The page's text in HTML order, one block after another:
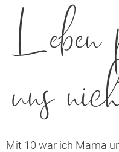
Leben
uns
Mit 10 war ich Mama